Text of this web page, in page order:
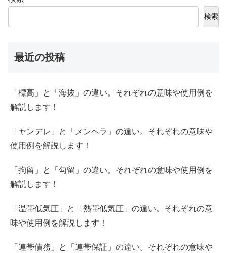
検索
最近の投稿
「標高」と「海抜」の違い。それぞれの意味や使用例を
解説します！
「ヤンデレ」と「メンヘラ」の違い。それぞれの意味や
使用例を解説します！
「拘留」と「勾留」の違い。それぞれの意味や使用例を
解説します！
「温帯低気圧」と「熱帯低気圧」の違い。それぞれの意
味や使用例を解説します！
「連帯債務」と「連帯保証」の違い。それぞれの意味や